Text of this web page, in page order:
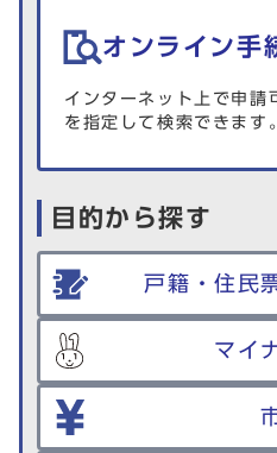
オンライン手
インターネット上で申請
を指定して検索できます
目的から探す
戸籍・住民
マイ